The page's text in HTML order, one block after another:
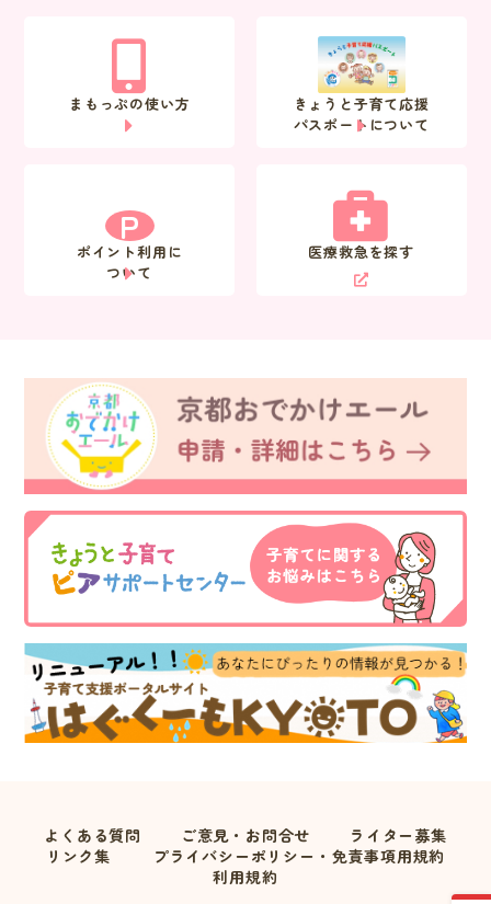
まもっぷの使い方
きょうと子育て応援
パスポートについて
P
ポイント利用に
ついて
医療救急を探す
よくある質問 ご意見・お問合せ
ライター募集
リンク集
プライバシーポリシー・免責事項用規約
利用規約